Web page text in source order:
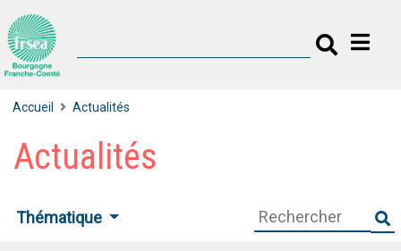
Accueil Actualités
Actualités
Thématique